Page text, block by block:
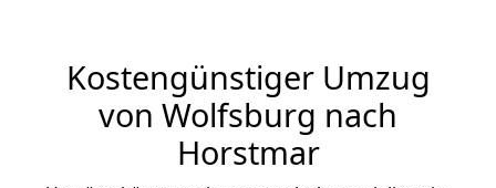
Kostengünstiger Umzug
von Wolfsburg nach
Horstmar